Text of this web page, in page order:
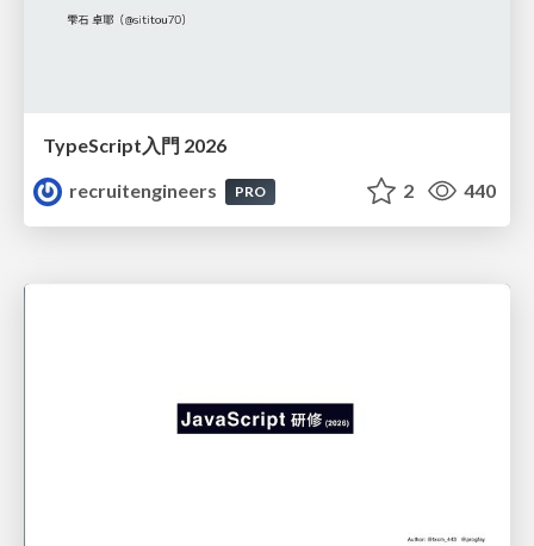
TypeScript入門 2026
recruitengineers
PRO 2 440